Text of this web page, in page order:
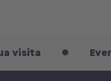
Every